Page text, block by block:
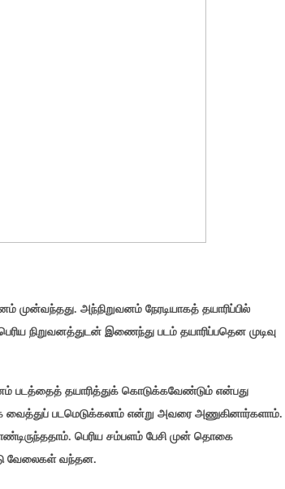
முன்வந்தது. அந்நிறுவனம் நேரடியாகத் தயாரிப்பில்
நிறுவனத்துடன் இணைந்து படம் தயாரிப்பதென முடிவு
படத்தைத் தயாரித்துக் கொடுக்கவேண்டும் என்பது
படமெடுக்கலாம் என்று அவரை அணுகினார்களாம்.
பெரிய சம்பளம் பேசி முன் தொகை
வேலைகள் வந்தன.